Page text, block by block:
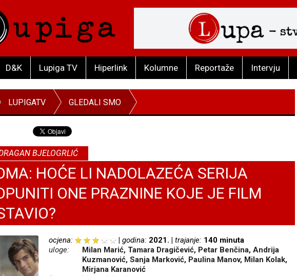
D&K Lupiga TV Hiperlink Kolumne Reportaže Intervju
LUPIGATV GLEDALI SMO
BJELOGRLIĆ
HOĆE LI NADOLAZEĆA SERIJA
ONE PRAZNINE KOJE JE FILM
ocjena: godina: 2021. trajanje: 140 minuta
uloge:
Milan Marić, Tamara Dragičević, Petar Benčina, Andrija
Kuzmanović, Sanja Marković, Paulina Manov, Milan Kolak,
Mirjana Karanović